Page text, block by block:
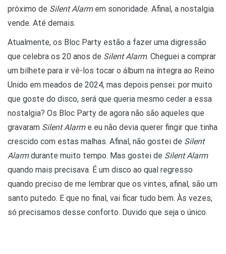
próximo de Silent Alarmem sonoridade. Afinal, a nostalgia
vende. Até demais.
Atualmente, os Bloc Party estão a fazer uma digressão
que celebra os 20 anos de Silent Alarm. Cheguei a comprar
um bilhete para ir vê-los tocar o álbum na íntegra ao Reino
Unido em meados de 2024, mas depois pensei: por muito
que goste do disco, será que queria mesmo ceder a essa
nostalgia? Os Bloc Party de agora não são aqueles que
gravaram Silent Alarme eu não devia querer fingir que tinha
crescido com estas malhas. Afinal, não gostei de Silent
Alarmdurante muito tempo. Mas gostei de Silent Alarm
quando mais precisava. É um disco ao qual regresso
quando preciso de me lembrar que os vintes, afinal, são um
santo putedo. E que no final, vai ficar tudo bem. Às vezes,
só precisamos desse conforto. Duvido que seja o único.